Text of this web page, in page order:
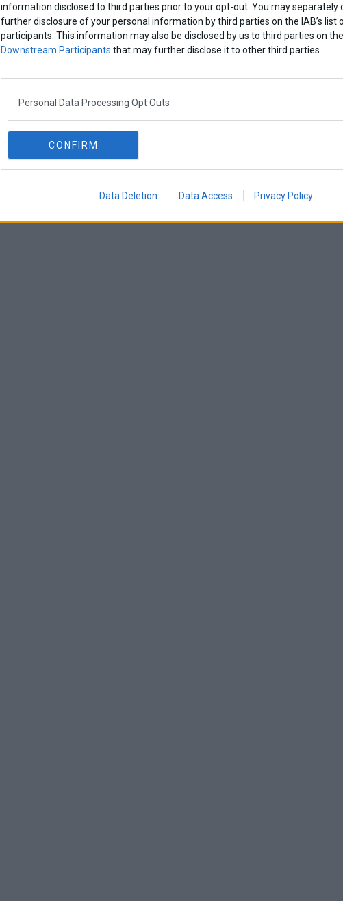
information disclosed to third parties prior to your opt-out. You may separately
further disclosure of your personal information by third parties on the IAB’s list
participants. This information may also be disclosed by us to third parties on the
Downstream Participants that may further disclose it to other third parties.
Personal Data Processing Opt Outs
CONFIRM
Data Deletion Data Access Privacy Policy